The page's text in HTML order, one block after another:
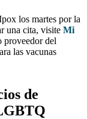
los martes por la
una cita, visite Mi
proveedor del
las vacunas
de